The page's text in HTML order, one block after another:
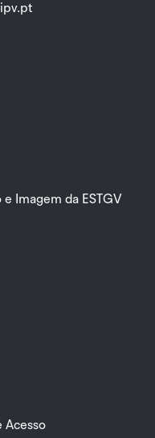
Imagem da ESTGV
Acesso